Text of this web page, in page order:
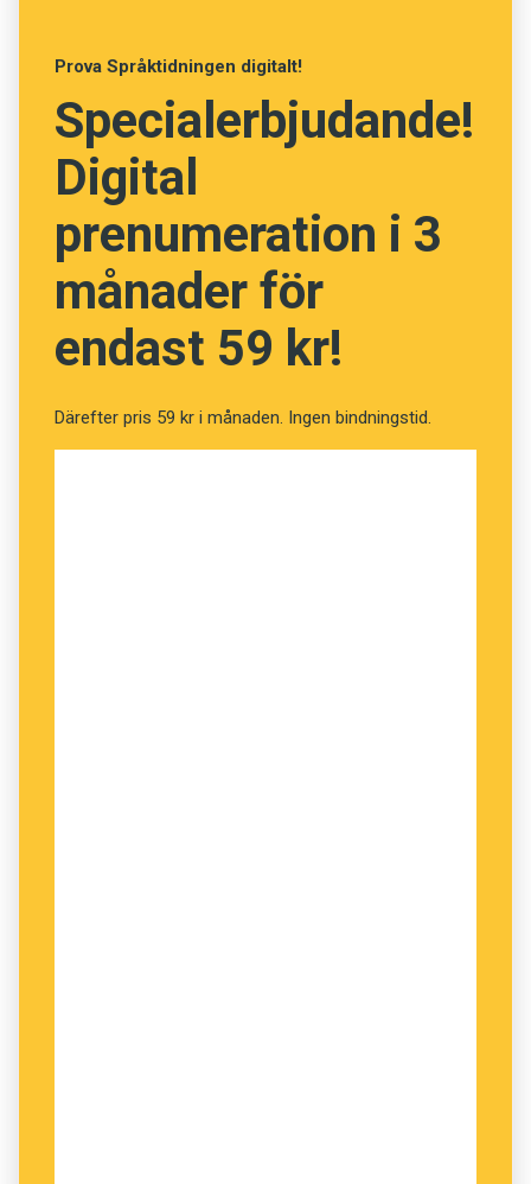
NÄSTA FRÅGA
Prova Språktidningen digitalt!
Specialerbjudande!
Digital
prenumeration i 3
månader för
endast 59 kr!
Därefter pris 59 kr i månaden. Ingen bindningstid.